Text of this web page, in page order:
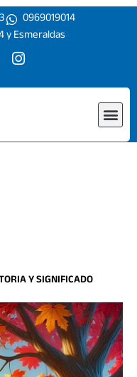
0969019014
y Esmeraldas
I
s
r
Y SIGNIFICADO